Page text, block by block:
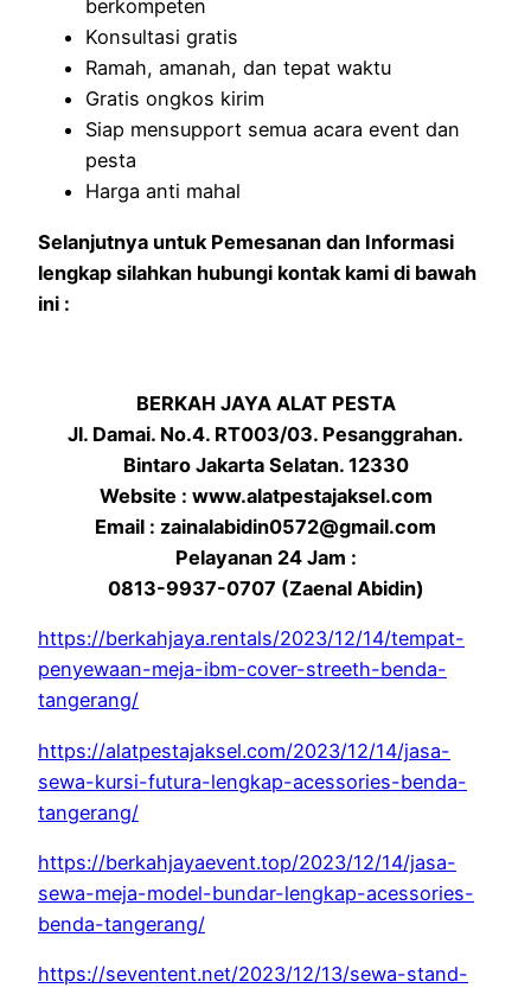
berkompeten
Konsultasi gratis
Ramah, amanah, dan tepat waktu
Gratis ongkos kirim
Siap mensupport semua acara event dan
pesta
Harga anti mahal
Selanjutnya untuk Pemesanan dan Informasi
lengkap silahkan hubungi kontak kami di bawah
ini :
BERKAH JAYA ALAT PESTA
Jl. Damai. No.4. RT003/03. Pesanggrahan.
Bintaro Jakarta Selatan. 12330
Website : www.alatpestajaksel.com
Email : zainalabidin0572@gmail.com
Pelayanan 24 Jam :
0813-9937-0707 (Zaenal Abidin)
https://berkahjaya.rentals/2023/12/14/tempat-
penyewaan-meja-ibm-cover-streeth-benda-
tangerang/
https://alatpestajaksel.com/2023/12/14/jasa-
sewa-kursi-futura-lengkap-acessories-benda-
tangerang/
https://berkahjayaevent.top/2023/12/14/jasa-
sewa-meja-model-bundar-lengkap-acessories-
benda-tangerang/
https://seventent.net/2023/12/13/sewa-stand-